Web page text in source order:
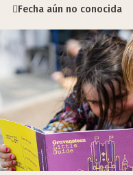
Fecha aún no conocida